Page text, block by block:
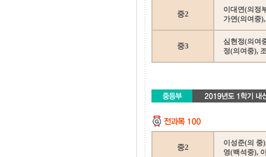
중2
이대연(의정
가연(의여중
중3
심현정(의여
정(의여중),
중2
이성준(의 중
영(백석중),